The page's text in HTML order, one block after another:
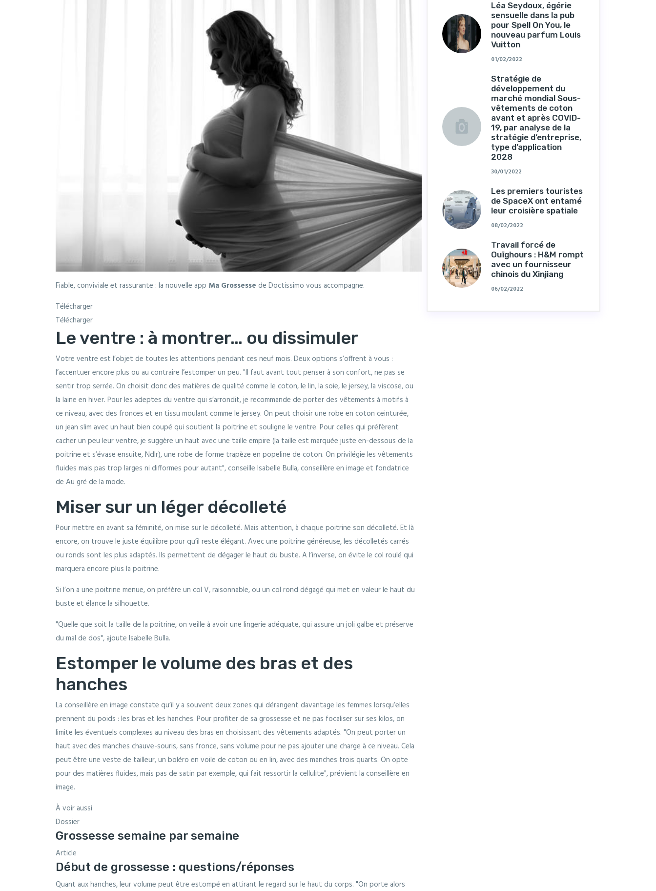
Fiable, conviviale et rassurante : la nouvelle app Ma Grossesse de Doctissimo vous accompagne.
Télécharger
Télécharger
Le ventre : à montrer… ou dissimuler
Votre ventre est l’objet de toutes les attentions pendant ces neuf mois. Deux options s’offrent à vous :
l’accentuer encore plus ou au contraire l’estomper un peu. "Il faut avant tout penser à son confort, ne pas se
sentir trop serrée. On choisit donc des matières de qualité comme le coton, le lin, la soie, le jersey, la viscose, ou
la laine en hiver. Pour les adeptes du ventre qui s’arrondit, je recommande de porter des vêtements à motifs à
ce niveau, avec des fronces et en tissu moulant comme le jersey. On peut choisir une robe en coton ceinturée,
un jean slim avec un haut bien coupé qui soutient la poitrine et souligne le ventre. Pour celles qui préfèrent
cacher un peu leur ventre, je suggère un haut avec une taille empire (la taille est marquée juste en-dessous de la
poitrine et s’évase ensuite, Ndlr), une robe de forme trapèze en popeline de coton. On privilégie les vêtements
fluides mais pas trop larges ni difformes pour autant", conseille Isabelle Bulla, conseillère en image et fondatrice
de Au gré de la mode.
Miser sur un léger décolleté
Pour mettre en avant sa féminité, on mise sur le décolleté. Mais attention, à chaque poitrine son décolleté. Et là
encore, on trouve le juste équilibre pour qu’il reste élégant. Avec une poitrine généreuse, les décolletés carrés
ou ronds sont les plus adaptés. Ils permettent de dégager le haut du buste. A l’inverse, on évite le col roulé qui
marquera encore plus la poitrine.
Si l’on a une poitrine menue, on préfère un col V, raisonnable, ou un col rond dégagé qui met en valeur le haut du
buste et élance la silhouette.
"Quelle que soit la taille de la poitrine, on veille à avoir une lingerie adéquate, qui assure un joli galbe et préserve
du mal de dos", ajoute Isabelle Bulla.
Estomper le volume des bras et des
hanches
La conseillère en image constate qu’il y a souvent deux zones qui dérangent davantage les femmes lorsqu’elles
prennent du poids : les bras et les hanches. Pour profiter de sa grossesse et ne pas focaliser sur ses kilos, on
limite les éventuels complexes au niveau des bras en choisissant des vêtements adaptés. "On peut porter un
haut avec des manches chauve-souris, sans fronce, sans volume pour ne pas ajouter une charge à ce niveau. Cela
peut être une veste de tailleur, un boléro en voile de coton ou en lin, avec des manches trois quarts. On opte
pour des matières fluides, mais pas de satin par exemple, qui fait ressortir la cellulite", prévient la conseillère en
image.
À voir aussi
Dossier
Grossesse semaine par semaine
Article
Début de grossesse : questions/réponses
Quant aux hanches, leur volume peut être estompé en attirant le regard sur le haut du corps. "On porte alors
Léa Seydoux, égérie
sensuelle dans la pub
pour Spell On You, le
nouveau parfum Louis
Vuitton
01/02/2022
Stratégie de
développement du
marché mondial Sous-
vêtements de coton
avant et après COVID-
19, par analyse de la
stratégie d’entreprise,
type d’application
2028
30/01/2022
Les premiers touristes
de SpaceX ont entamé
leur croisière spatiale
08/02/2022
Travail forcé de
Ouïghours : H&M rompt
avec un fournisseur
chinois du Xinjiang
06/02/2022